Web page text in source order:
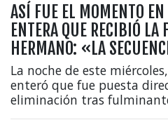
ASÍ FUE EL MOMENTO
ENTERA QUE RECIBIÓ
HERMANO: «LA
La noche de este
enteró que fue puesta
eliminación tras